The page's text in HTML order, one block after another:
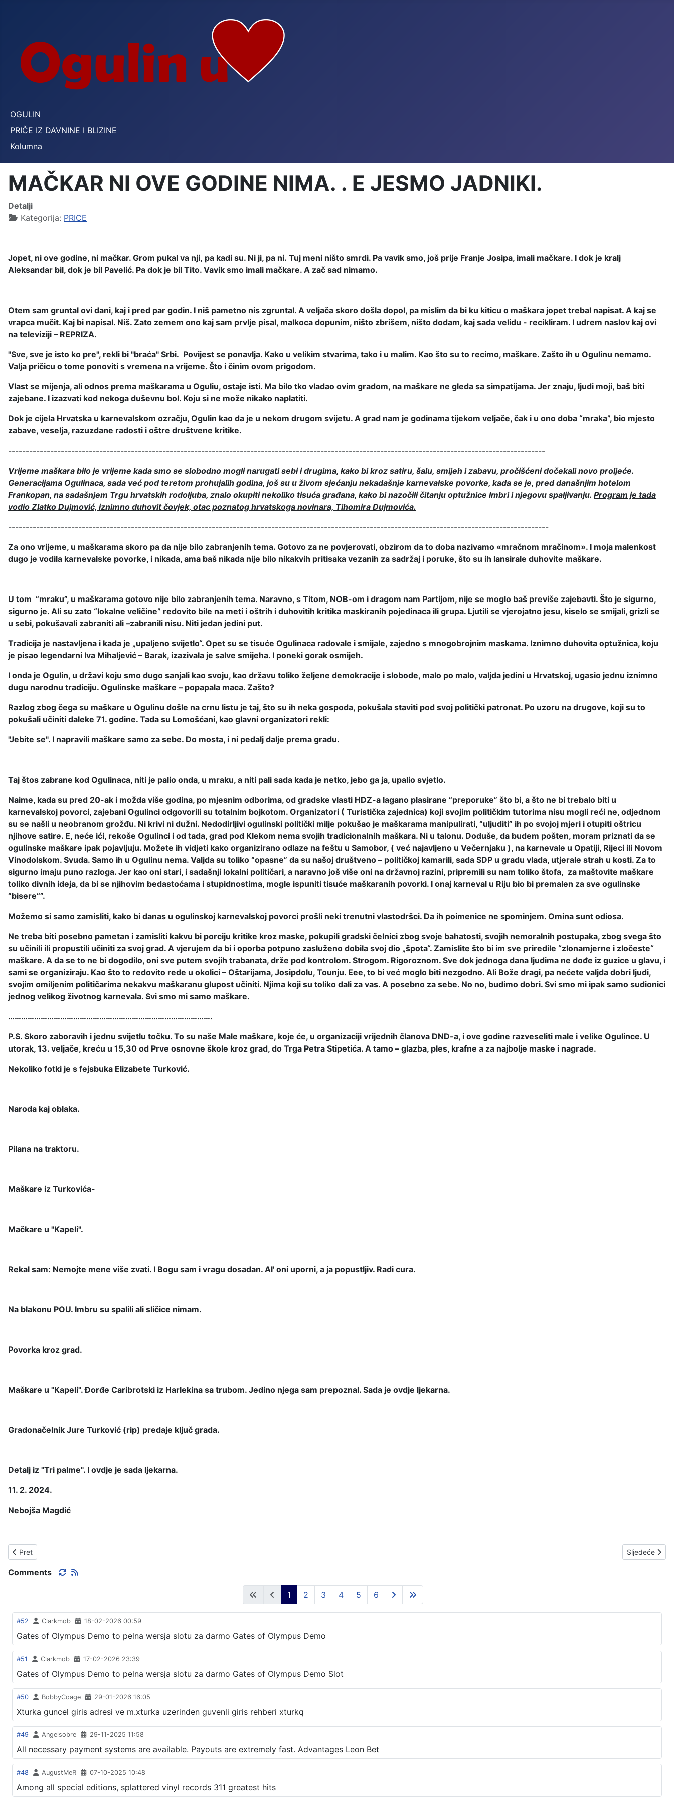
OGULIN
PRIČE IZ DAVNINE I BLIZINE
Kolumna
MAČKAR NI OVE GODINE NIMA. . E JESMO JADNIKI.
Detalji
Kategorija: PRICE
Jopet, ni ove godine, ni mačkar. Grom pukal va nji, pa kadi su. Ni ji, pa ni. Tuj meni ništo smrdi. Pa vavik smo, još prije Franje Josipa, imali mačkare. I dok je kralj
Aleksandar bil, dok je bil Pavelić. Pa dok je bil Tito. Vavik smo imali mačkare. A zač sad nimamo.
Otem sam gruntal ovi dani, kaj i pred par godin. I niš pametno nis zgruntal. A veljača skoro došla dopol, pa mislim da bi ku kiticu o maškara jopet trebal napisat. A kaj se
vrapca mučit. Kaj bi napisal. Niš. Zato zemem ono kaj sam prvlje pisal, malkoca dopunim, ništo zbrišem, ništo dodam, kaj sada velidu - recikliram. I udrem naslov kaj ovi
na televiziji – REPRIZA.
"Sve, sve je isto ko pre", rekli bi "braća" Srbi. Povijest se ponavlja. Kako u velikim stvarima, tako i u malim. Kao što su to recimo, maškare. Zašto ih u Ogulinu nemamo.
Valja pričicu o tome ponoviti s vremena na vrijeme. Što i činim ovom prigodom.
Vlast se mijenja, ali odnos prema maškarama u Oguliu, ostaje isti. Ma bilo tko vladao ovim gradom, na maškare ne gleda sa simpatijama. Jer znaju, ljudi moji, baš biti
zajebane. I izazvati kod nekoga duševnu bol. Koju si ne može nikako naplatiti.
Dok je cijela Hrvatska u karnevalskom ozračju, Ogulin kao da je u nekom drugom svijetu. A grad nam je godinama tijekom veljače, čak i u ono doba “mraka”, bio mjesto
zabave, veselja, razuzdane radosti i oštre društvene kritike.
---------------------------------------------------------------------------------------------------------------------------------------------------------
Vrijeme maškara bilo je vrijeme kada smo se slobodno mogli narugati sebi i drugima, kako bi kroz satiru, šalu, smijeh i zabavu, pročišćeni dočekali novo proljeće.
Generacijama Ogulinaca, sada već pod teretom prohujalih godina, još su u živom sjećanju nekadašnje karnevalske povorke, kada se je, pred današnjim hotelom
Frankopan, na sadašnjem Trgu hrvatskih rodoljuba, znalo okupiti nekoliko tisuća građana, kako bi nazočili čitanju optužnice Imbri i njegovu spaljivanju. Program je tada
vodio Zlatko Dujmović, iznimno duhovit čovjek, otac poznatog hrvatskoga novinara, Tihomira Dujmovića.
----------------------------------------------------------------------------------------------------------------------------------------------------------
Za ono vrijeme, u maškarama skoro pa da nije bilo zabranjenih tema. Gotovo za ne povjerovati, obzirom da to doba nazivamo «mračnom mračinom». I moja malenkost
dugo je vodila karnevalske povorke, i nikada, ama baš nikada nije bilo nikakvih pritisaka vezanih za sadržaj i poruke, što su ih lansirale duhovite maškare.
U tom “mraku”, u maškarama gotovo nije bilo zabranjenih tema. Naravno, s Titom, NOB-om i dragom nam Partijom, nije se moglo baš previše zajebavti. Što je sigurno,
sigurno je. Ali su zato “lokalne veličine” redovito bile na meti i oštrih i duhovitih kritika maskiranih pojedinaca ili grupa. Ljutili se vjerojatno jesu, kiselo se smijali, grizli se
u sebi, pokušavali zabraniti ali –zabranili nisu. Niti jedan jedini put.
Tradicija je nastavljena i kada je „upaljeno svijetlo“. Opet su se tisuće Ogulinaca radovale i smijale, zajedno s mnogobrojnim maskama. Iznimno duhovita optužnica, koju
je pisao legendarni Iva Mihaljević – Barak, izazivala je salve smijeha. I poneki gorak osmijeh.
I onda je Ogulin, u državi koju smo dugo sanjali kao svoju, kao državu toliko željene demokracije i slobode, malo po malo, valjda jedini u Hrvatskoj, ugasio jednu iznimno
dugu narodnu tradiciju. Ogulinske maškare – popapala maca. Zašto?
Razlog zbog čega su maškare u Ogulinu došle na crnu listu je taj, što su ih neka gospoda, pokušala staviti pod svoj politički patronat. Po uzoru na drugove, koji su to
pokušali učiniti daleke 71. godine. Tada su Lomošćani, kao glavni organizatori rekli:
"Jebite se". I napravili maškare samo za sebe. Do mosta, i ni pedalj dalje prema gradu.
Taj štos zabrane kod Ogulinaca, niti je palio onda, u mraku, a niti pali sada kada je netko, jebo ga ja, upalio svjetlo.
Naime, kada su pred 20-ak i možda više godina, po mjesnim odborima, od gradske vlasti HDZ-a lagano plasirane “preporuke” što bi, a što ne bi trebalo biti u
karnevalskoj povorci, zajebani Ogulinci odgovorili su totalnim bojkotom. Organizatori ( Turistička zajednica) koji svojim političkim tutorima nisu mogli reći ne, odjednom
su se našli u neobranom grožđu. Ni krivi ni dužni. Nedodirljivi ogulinski politički milje pokušao je maškarama manipulirati, “uljuditi” ih po svojoj mjeri i otupiti oštricu
njihove satire. E, neće ići, rekoše Ogulinci i od tada, grad pod Klekom nema svojih tradicionalnih maškara. Ni u talonu. Doduše, da budem pošten, moram priznati da se
ogulinske maškare ipak pojavljuju. Možete ih vidjeti kako organizirano odlaze na feštu u Samobor, ( već najavljeno u Večernjaku ), na karnevale u Opatiji, Rijeci ili Novom
Vinodolskom. Svuda. Samo ih u Ogulinu nema. Valjda su toliko “opasne” da su našoj društveno – političkoj kamarili, sada SDP u gradu vlada, utjerale strah u kosti. Za to
sigurno imaju puno razloga. Jer kao oni stari, i sadašnji lokalni političari, a naravno još više oni na državnoj razini, pripremili su nam toliko štofa, za maštovite maškare
toliko divnih ideja, da bi se njihovim bedastoćama i stupidnostima, mogle ispuniti tisuće maškaranih povorki. I onaj karneval u Riju bio bi premalen za sve ogulinske
“bisere“”.
Možemo si samo zamisliti, kako bi danas u ogulinskoj karnevalskoj povorci prošli neki trenutni vlastodršci. Da ih poimenice ne spominjem. Omina sunt odiosa.
Ne treba biti posebno pametan i zamisliti kakvu bi porciju kritike kroz maske, pokupili gradski čelnici zbog svoje bahatosti, svojih nemoralnih postupaka, zbog svega što
su učinili ili propustili učiniti za svoj grad. A vjerujem da bi i oporba potpuno zasluženo dobila svoj dio „špota“. Zamislite što bi im sve priredile “zlonamjerne i zločeste“
maškare. A da se to ne bi dogodilo, oni sve putem svojih trabanata, drže pod kontrolom. Strogom. Rigoroznom. Sve dok jednoga dana ljudima ne dođe iz guzice u glavu, i
sami se organiziraju. Kao što to redovito rede u okolici – Oštarijama, Josipdolu, Tounju. Eee, to bi već moglo biti nezgodno. Ali Bože dragi, pa nećete valjda dobri ljudi,
svojim omiljenim političarima nekakvu maškaranu glupost učiniti. Njima koji su toliko dali za vas. A posebno za sebe. No no, budimo dobri. Svi smo mi ipak samo sudionici
jednog velikog životnog karnevala. Svi smo mi samo maškare.
………………………………………………………………………………….
P.S. Skoro zaboravih i jednu svijetlu točku. To su naše Male maškare, koje će, u organizaciji vrijednih članova DND-a, i ove godine razveseliti male i velike Ogulince. U
utorak, 13. veljače, kreću u 15,30 od Prve osnovne škole kroz grad, do Trga Petra Stipetića. A tamo – glazba, ples, krafne a za najbolje maske i nagrade.
Nekoliko fotki je s fejsbuka Elizabete Turković.
Naroda kaj oblaka.
Pilana na traktoru.
Maškare iz Turkovića-
Mačkare u "Kapeli".
Rekal sam: Nemojte mene više zvati. I Bogu sam i vragu dosadan. Al' oni uporni, a ja popustljiv. Radi cura.
Na blakonu POU. Imbru su spalili ali sličice nimam.
Povorka kroz grad.
Maškare u "Kapeli". Đorđe Caribrotski iz Harlekina sa trubom. Jedino njega sam prepoznal. Sada je ovdje ljekarna.
Gradonačelnik Jure Turković (rip) predaje ključ grada.
Detalj iz "Tri palme". I ovdje je sada ljekarna.
11. 2. 2024.
Nebojša Magdić
Prethodni članak: EKONOMISTI PRVA GENERACIJA. 60 GODINA MATURE.
Pret Sljedeći
Sljedeće
Comments
1 2 3 4 5 6
#52 Clarkmob 18-02-2026 00:59
Gates of Olympus Demo to pelna wersja slotu za darmo Gates of Olympus Demo
#51 Clarkmob 17-02-2026 23:39
Gates of Olympus Demo to pelna wersja slotu za darmo Gates of Olympus Demo Slot
#50 BobbyCoage 29-01-2026 16:05
Xturka guncel giris adresi ve m.xturka uzerinden guvenli giris rehberi xturkq
#49 Angelsobre 29-11-2025 11:58
All necessary payment systems are available. Payouts are extremely fast. Advantages Leon Bet
#48 AugustMeR 07-10-2025 10:48
Among all special editions, splattered vinyl records 311 greatest hits